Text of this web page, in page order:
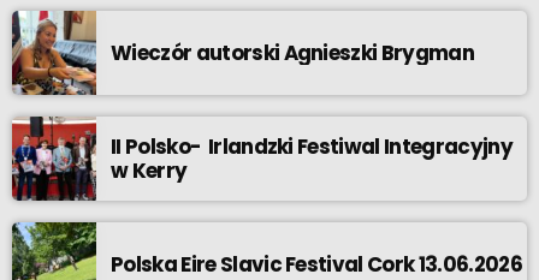
Wieczór autorski Agnieszki Brygman
II Polsko- Irlandzki Festiwal Integracyjny
w Kerry
Polska Eire Slavic Festival Cork 13.06.2026